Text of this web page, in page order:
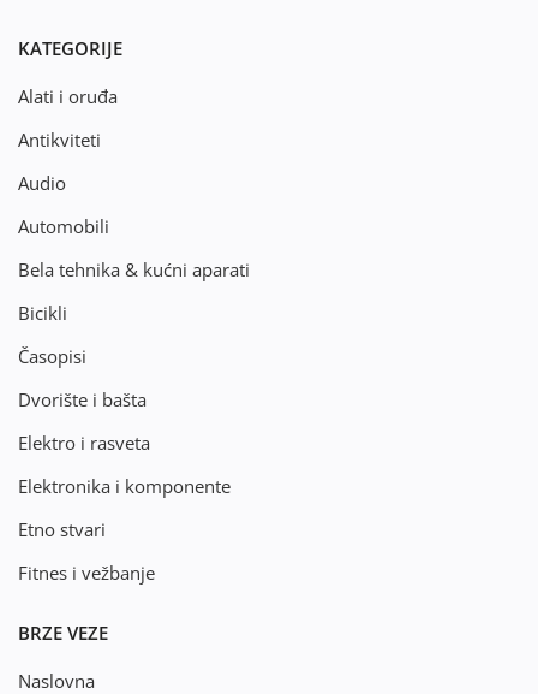
KATEGORIJE
Alati i oruđa
Antikviteti
Audio
Automobili
Bela tehnika & kućni aparati
Bicikli
Časopisi
Dvorište i bašta
Elektro i rasveta
Elektronika i komponente
Etno stvari
Fitnes i vežbanje
BRZE VEZE
Naslovna